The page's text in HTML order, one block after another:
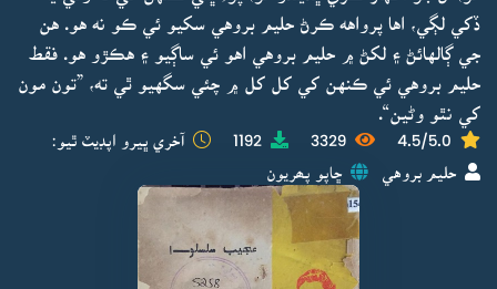
ڏکي لڳي، اها پرواهه ڪرڻ حليم بروهي سکيو ئي ڪو نه هو. هن
جي ڳالهائڻ ۽ لکڻ ۾ حليم بروهي اهو ئي ساڳيو ۽ هڪڙو هو. فقط
حليم بروهي ئي ڪنهن کي کل کل ۾ چئي سگهيو ٿي ته، ”تون مون
کي نٿو وڻين“.
4.5/5.0
3329
1192 آخري ڀيرو اپڊيٽ ٿيو:
حليم بروهي ڇاپو پھريون